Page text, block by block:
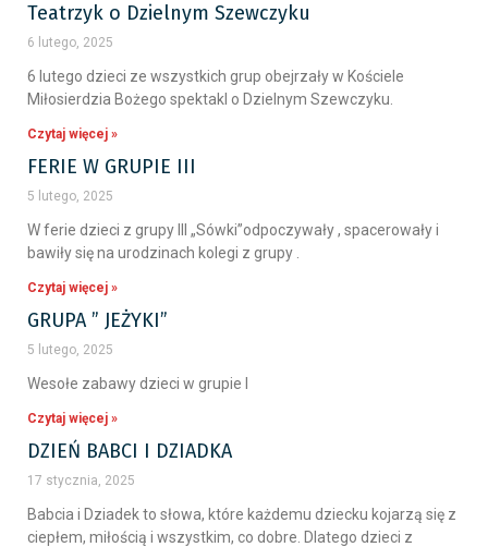
Teatrzyk o Dzielnym Szewczyku
6 lutego, 2025
6 lutego dzieci ze wszystkich grup obejrzały w Kościele
Miłosierdzia Bożego spektakl o Dzielnym Szewczyku.
Czytaj więcej »
FERIE W GRUPIE III
5 lutego, 2025
W ferie dzieci z grupy III „Sówki”odpoczywały , spacerowały i
bawiły się na urodzinach kolegi z grupy .
Czytaj więcej »
GRUPA ” JEŻYKI”
5 lutego, 2025
Wesołe zabawy dzieci w grupie I
Czytaj więcej »
DZIEŃ BABCI I DZIADKA
17 stycznia, 2025
Babcia i Dziadek to słowa, które każdemu dziecku kojarzą się z
ciepłem, miłością i wszystkim, co dobre. Dlatego dzieci z